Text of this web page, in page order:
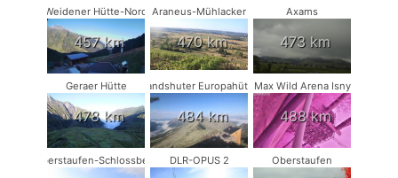
Weidener Hütte-Nord
457 km
Araneus-Mühlacker
470 km
Axams
473 km
Geraer Hütte
478 km
Landshuter Europahütte
484 km
Max Wild Arena Isny
488 km
Oberstaufen-Schlossberg DLR-OPUS 2 Oberstaufen